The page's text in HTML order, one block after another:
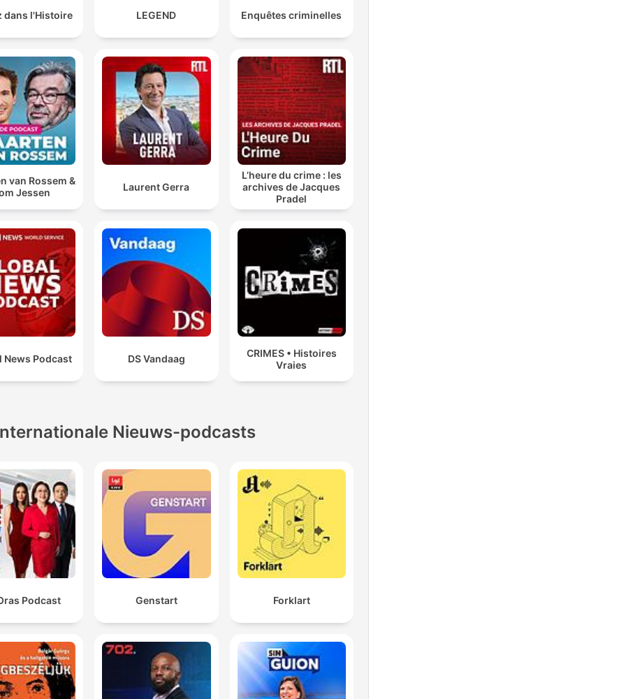
dans l'Histoire LEGEND Enquêtes criminelles
van Rossem &
Jessen
Laurent Gerra
L’heure du crime : les
archives de Jacques
Pradel
News Podcast DS Vandaag
CRIMES • Histoires
Vraies
Nieuws-podcasts
Podcast Genstart Forklart